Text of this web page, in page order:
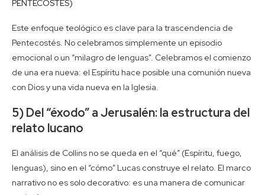
PENTECOSTÉS)
Este enfoque teológico es clave para la trascendencia de
Pentecostés. No celebramos simplemente un episodio
emocional o un “milagro de lenguas”. Celebramos el comienzo
de una era nueva: el Espíritu hace posible una comunión nueva
con Dios y una vida nueva en la Iglesia.
5) Del “éxodo” a Jerusalén: la estructura del
relato lucano
El análisis de Collins no se queda en el “qué” (Espíritu, fuego,
lenguas), sino en el “cómo” Lucas construye el relato. El marco
narrativo no es solo decorativo: es una manera de comunicar